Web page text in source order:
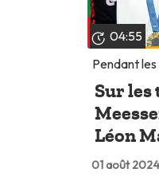
04:55
Pendant les
Sur les
Léon
01 août 2024